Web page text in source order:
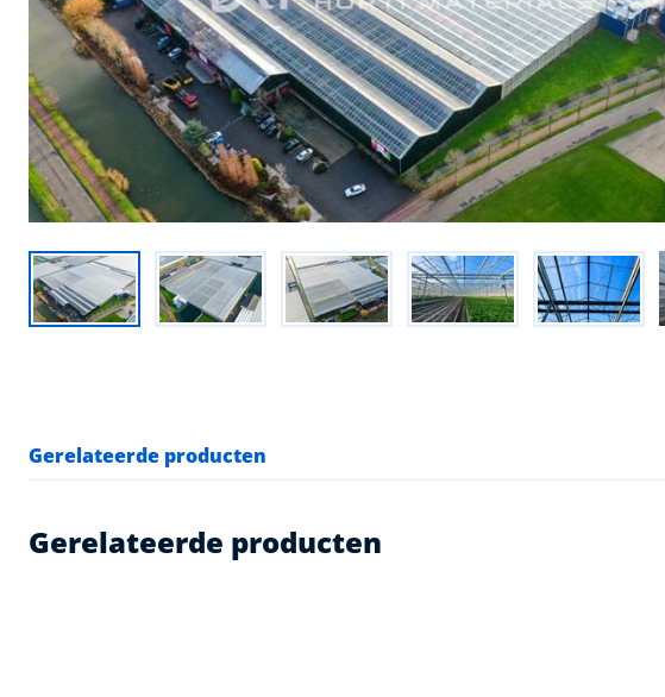
Gerelateerde producten
Gerelateerde producten